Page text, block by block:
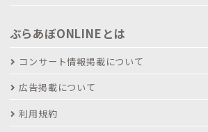
ぶらあぼONLINEとは
コンサート情報掲載について
広告掲載について
利用規約